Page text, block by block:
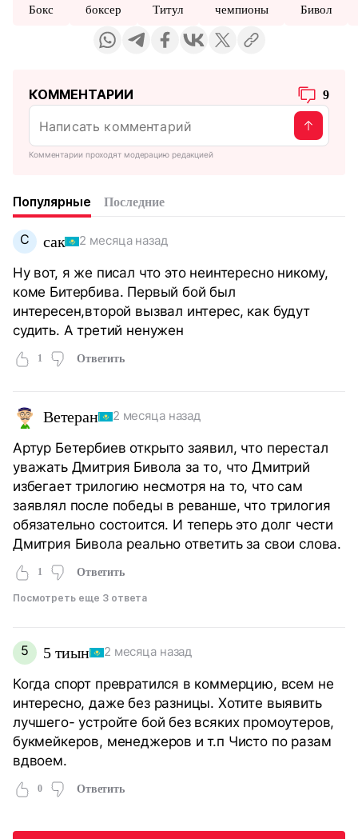
Бокс боксер Титул чемпионы Бивол
КОММЕНТАРИИ 9
Комментарии проходят модерацию редакцией
Популярные Последние
С сак 2 месяца назад
Ну вот, я же писал что это неинтересно никому,
коме Битербива. Первый бой был
интересен,второй вызвал интерес, как будут
судить. А третий ненужен
1 Ответить
Ветеран 2 месяца назад
Артур Бетербиев открыто заявил, что перестал
уважать Дмитрия Бивола за то, что Дмитрий
избегает трилогию несмотря на то, что сам
заявлял после победы в реванше, что трилогия
обязательно состоится. И теперь это долг чести
Дмитрия Бивола реально ответить за свои слова.
1 Ответить
Посмотреть еще 3 ответа
5 5 тиын 2 месяца назад
Когда спорт превратился в коммерцию, всем не
интересно, даже без разницы. Хотите выявить
лучшего- устройте бой без всяких промоутеров,
букмейкеров, менеджеров и т.п Чисто по разам
вдвоем.
0 Ответить